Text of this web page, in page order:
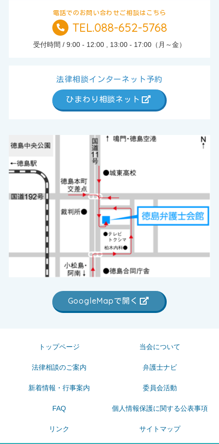
電話でのお問い合わせご相談はこちら
TEL.
TEL.088-652-5768
受付時間 / 9:00 - 12:00 , 13:00 - 17:00（月～金）
法律相談インターネット予約
ひまわり相談ネット
GoogleMapで開く
トップページ 当会について
法律相談のご案内 弁護士ナビ
新着情報・行事案内 委員会活動
FAQ 個人情報保護に関する公表事項
リンク サイトマップ